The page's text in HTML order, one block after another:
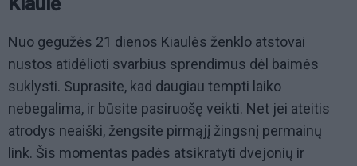
Nuo gegužės 21 dienos Kiaulės ženklo atstovai
nustos atidėlioti svarbius sprendimus dėl baimės
suklysti. Suprasite, kad daugiau tempti laiko
nebegalima, ir būsite pasiruošę veikti. Net jei ateitis
atrodys neaiški, žengsite pirmąjį žingsnį permainų
link. Šis momentas padės atsikratyti dvejonių ir